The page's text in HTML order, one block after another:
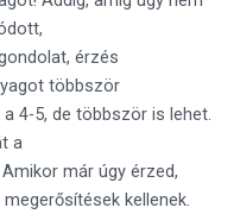
érzés
többször
4-5, de többször is lehet.
a
már úgy érzed,
kellenek.